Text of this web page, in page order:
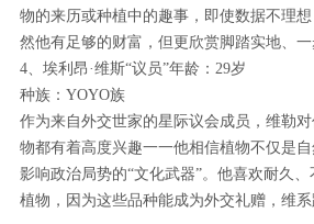
物的来历或种植中的趣事，即使数据不理
然他有足够的财富，但更欣赏脚踏实地、一
4、埃利昂·维斯“议员”年龄：29岁
种族：YOYO族
作为来自外交世家的星际议会成员，维勒
物都有着高度兴趣一一他相信植物不仅是
影响政治局势的“文化武器”。他喜欢耐久
植物，因为这些品种能成为外交礼赠，维系